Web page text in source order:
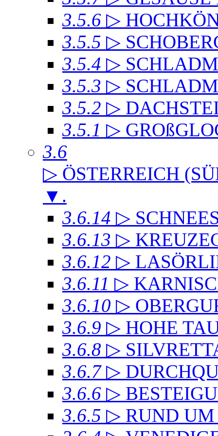
3.5.6 ▷
3.5.5 ▷
3.5.4 ▷
3.5.3 ▷
3.5.2 ▷
3.5.1 ▷
3.6
▷ ÖSTERREICH
▼ .
3.6.14 ▷
3.6.13 ▷
3.6.12 ▷
3.6.11 ▷
3.6.10 ▷
3.6.9 ▷ HOHE
3.6.8 ▷
3.6.7 ▷
3.6.6 ▷
3.6.5 ▷ RUND